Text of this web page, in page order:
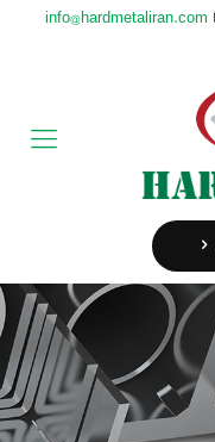
info@hardmetaliran.com